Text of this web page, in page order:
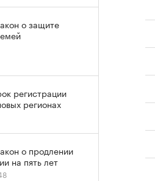
о защите
регистрации
регионах
о продлении
на пять лет